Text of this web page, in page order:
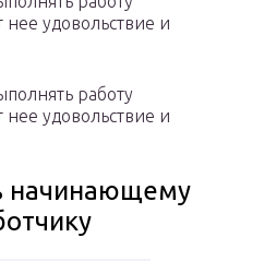
нее удовольствие и
работу
нее удовольствие и
начинающему